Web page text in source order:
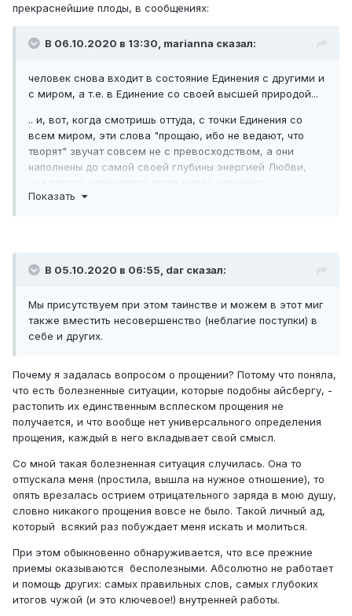
прекраснейшие плоды, в сообщениях:
В 06.10.2020 в 13:30, marianna сказал:
человек снова входит в состояние Единения с другими и
с миром, а т.е. в Единение со своей высшей природой...
.. и, вот, когда смотришь оттуда, с точки Единения со
всем миром, эти слова "прощаю, ибо не ведают, что
творят" звучат совсем не с превосходством, а они
наполнены до самой своей глубины энергией Любви,
изливается во всех его проявлениях, и через эти слова
Показать
В 05.10.2020 в 06:55, dar сказал:
Мы присутствуем при этом таинстве и можем в этот миг
также вместить несовершенство (неблагие поступки) в
себе и других.
Почему я задалась вопросом о прощении? Потому что поняла,
что есть болезненные ситуации, которые подобны айсбергу, -
растопить их единственным всплеском прощения не
получается, и что вообще нет универсального определения
прощения, каждый в него вкладывает свой смысл.
Со мной такая болезненная ситуация случилась. Она то
отпускала меня (простила, вышла на нужное отношение), то
опять врезалась острием отрицательного заряда в мою душу,
словно никакого прощения вовсе не было. Такой личный ад,
который всякий раз побуждает меня искать и молиться.
При этом обыкновенно обнаруживается, что все прежние
приемы оказываются бесполезными. Абсолютно не работает
и помощь других: самых правильных слов, самых глубоких
итогов чужой (и это ключевое!) внутренней работы.